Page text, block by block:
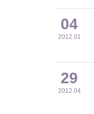
04
2012.01
29
2012.04